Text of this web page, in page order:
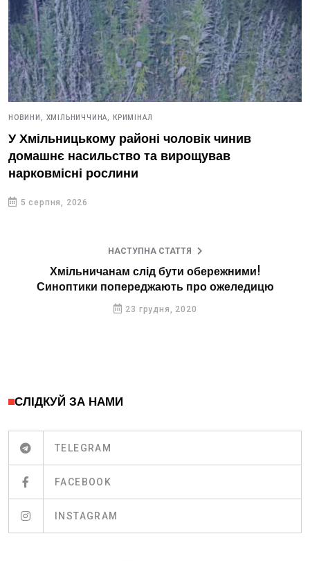
НОВИНИ, ХМІЛЬНИЧЧИНА, КРИМІНАЛ
У Хмільницькому районі чоловік чинив
домашнє насильство та вирощував
нарковмісні рослини
5 серпня, 2026
НАСТУПНА СТАТТЯ
Хмільничанам слід бути обережними!
Синоптики попереджають про ожеледицю
23 грудня, 2020
СЛІДКУЙ ЗА НАМИ
TELEGRAM
FACEBOOK
INSTAGRAM